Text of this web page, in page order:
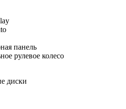
панель
рулевое колесо
диски